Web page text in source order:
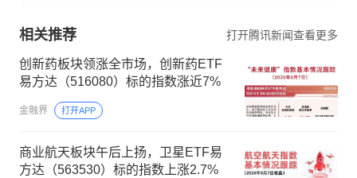
相关推荐 打开腾讯新闻查看更多
创新药板块领涨全市场，创新药ETF
易方达（516080）标的指数涨近7%
金融界 打开APP
商业航天板块午后上扬，卫星ETF易
方达（563530）标的指数上涨2.7%